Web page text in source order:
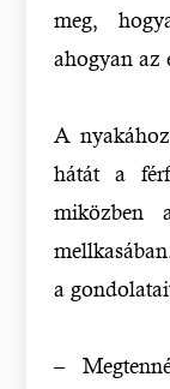
meg,
ahogyan az
A
hátát a
miközben
a
–